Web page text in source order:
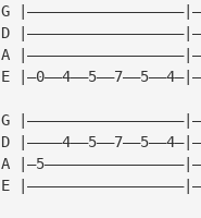
G
D
A
E
G
D
A
E